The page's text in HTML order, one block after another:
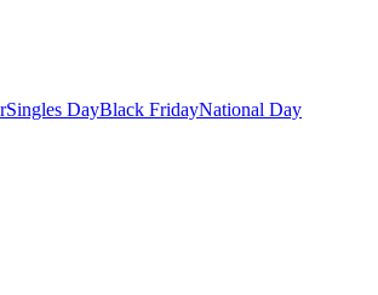
Singles DayBlack FridayNational Day